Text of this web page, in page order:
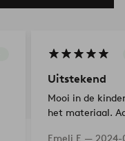
Uitstekend
Mooi in de
het materiaal.